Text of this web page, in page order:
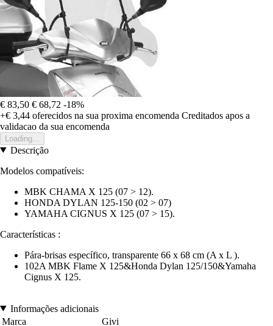
€ 83,50 € 68,72 -18%
+€ 3,44 oferecidos na sua proxima encomenda Creditados apos a
validacao da sua encomenda
Loading...
Descrição
Modelos compatíveis:
MBK CHAMA X 125 (07 > 12).
HONDA DYLAN 125-150 (02 > 07)
YAMAHA CIGNUS X 125 (07 > 15).
Características :
Pára-brisas específico, transparente 66 x 68 cm (A x L ).
102A MBK Flame X 125&Honda Dylan 125/150&Yamaha
Cignus X 125.
Informações adicionais
Marca
Givi